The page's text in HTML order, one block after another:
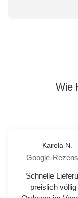
Wie
Karola N.
Google-
Schnelle
preislich